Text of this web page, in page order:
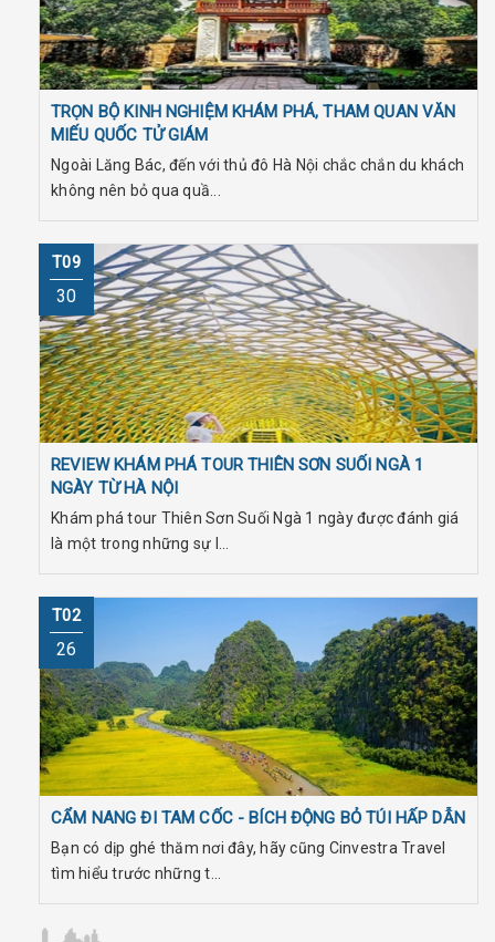
TRỌN BỘ KINH NGHIỆM KHÁM PHÁ, THAM QUAN VĂN
MIẾU QUỐC TỬ GIÁM
Ngoài Lăng Bác, đến với thủ đô Hà Nội chắc chắn du khách
không nên bỏ qua quầ...
T09
30
REVIEW KHÁM PHÁ TOUR THIÊN SƠN SUỐI NGÀ 1
NGÀY TỪ HÀ NỘI
Khám phá tour Thiên Sơn Suối Ngà 1 ngày được đánh giá
là một trong những sự l...
T02
26
CẨM NANG ĐI TAM CỐC - BÍCH ĐỘNG BỎ TÚI HẤP DẪN
Bạn có dịp ghé thăm nơi đây, hãy cũng Cinvestra Travel
tìm hiểu trước những t...